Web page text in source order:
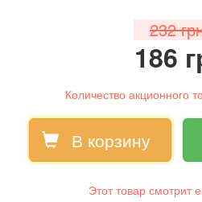
232
186
Количество акционного
В корзину
Этот товар смотрит